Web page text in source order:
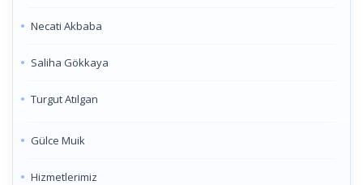
Necati Akbaba
Saliha Gökkaya
Turgut Atılgan
Gülce Muik
Hizmetlerimiz